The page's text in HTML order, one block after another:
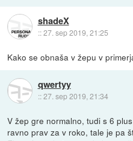
shadeX
::27. sep 2019, 21:25
Kako se obnaša v žepu v
qwertyy
::27. sep 2019, 21:34
V žep gre normalno, tudi s 6
ravno prav za v roko, tale je pa